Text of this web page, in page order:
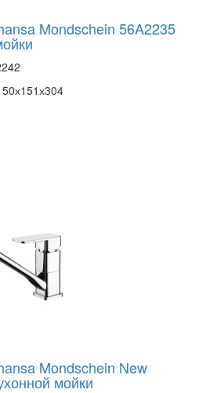
Mondschein 56A2235
50х151х304
Mondschein New
мойки